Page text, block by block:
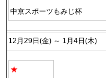
中京スポーツもみじ杯
12月29日(金) ～ 1月4日(木)
★